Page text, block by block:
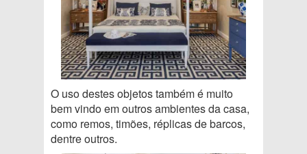
O uso destes objetos também é muito
bem vindo em outros ambientes da casa,
como remos, timões, réplicas de barcos,
dentre outros.